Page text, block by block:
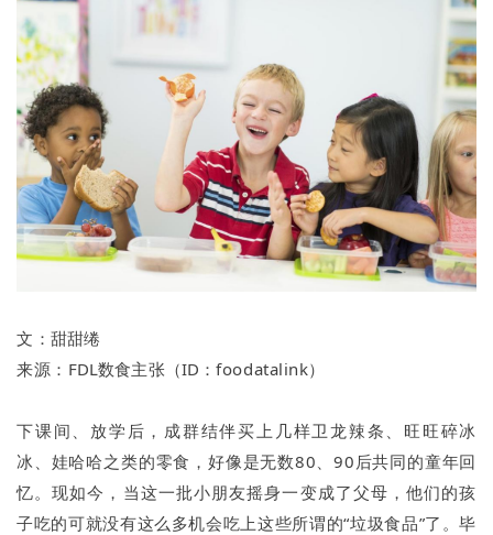
文：甜甜绻
来源： FDL数食主张（ID：foodatalink）
下课间、放学后，成群结伴买上几样卫龙辣条、旺旺碎冰
冰、娃哈哈之类的零食，好像是无数80、90后共同的童年回
忆。现如今，当这一批小朋友摇身一变成了父母，他们的孩
子吃的可就没有这么多机会吃上这些所谓的“垃圾食品”了。毕